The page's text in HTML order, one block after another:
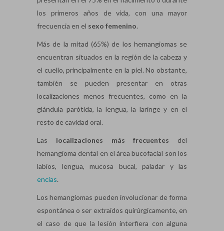
los primeros años de vida, con una mayor
frecuencia en el sexo femenino.
Más de la mitad (65%) de los hemangiomas se
encuentran situados en la región de la cabeza y
el cuello, principalmente en la piel. No obstante,
también se pueden presentar en otras
localizaciones menos frecuentes, como en la
glándula parótida, la lengua, la laringe y en el
resto de cavidad oral.
Las localizaciones más frecuentes del
hemangioma dental en el área bucofacial son los
labios, lengua, mucosa bucal, paladar y las
encías.
Los hemangiomas pueden involucionar de forma
espontánea o ser extraídos quirúrgicamente, en
el caso de que la lesión interfiera con alguna